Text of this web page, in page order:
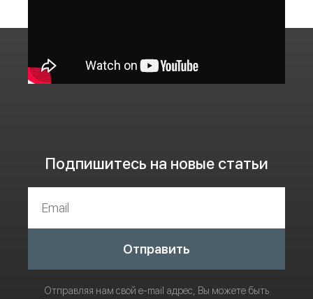
Подпишитесь на новые статьи
Отправить
Отправляя нам свой e-mail адрес, Вы можете быть